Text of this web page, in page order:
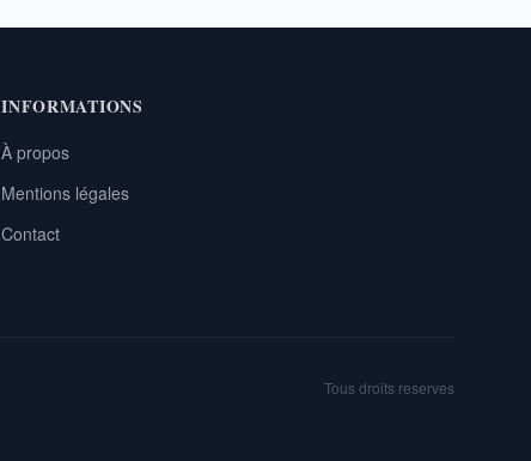
INFORMATIONS
À propos
Mentions légales
Contact
Tous droits reserves